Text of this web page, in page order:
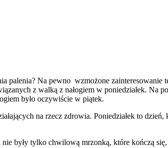
palenia? Na pewno wzmożone
z walką z nałogiem w poniedziałek. Na
było oczywiście w piątek.
na rzecz zdrowia. Poniedziałek to
były tylko chwilową mrzonką, które kończą